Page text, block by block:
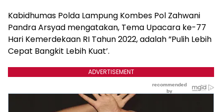
Kabidhumas Polda Lampung Kombes Pol Zahwani
Pandra Arsyad mengatakan, Tema Upacara ke-77
Hari Kemerdekaan RI Tahun 2022, adalah ”Pulih Lebih
Cepat Bangkit Lebih Kuat’.
ADVERTISEMENT